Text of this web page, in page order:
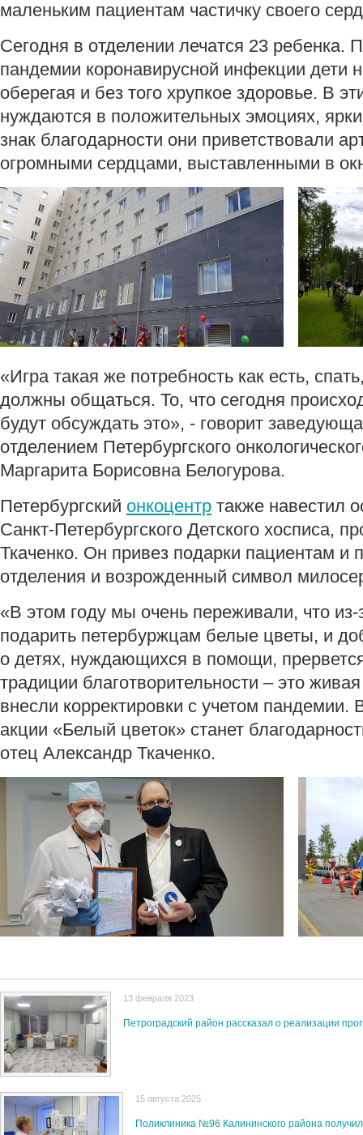
маленьким пациентам частичку своего
Сегодня в отделении лечатся 23 ребенка.
пандемии коронавирусной инфекции дети
оберегая и без того хрупкое здоровье. В
нуждаются в положительных эмоциях,
знак благодарности они приветствовали
огромными сердцами, выставленными в
«Игра такая же потребность как есть,
должны общаться. То, что сегодня
будут обсуждать это», - говорит
отделением Петербургского
Маргарита Борисовна Белогурова.
Петербургский онкоцентр также навестил
Санкт-Петербургского Детского хосписа,
Ткаченко. Он привез подарки пациентам и
отделения и возрожденный символ
«В этом году мы очень переживали, что
подарить петербуржцам белые цветы, и
о детях, нуждающихся в помощи,
традиции благотворительности – это
внесли корректировки с учетом пандемии.
акции «Белый цветок» станет
отец Александр Ткаченко.
13 февраля 2023
Петроградский район рассказал о реализации
15 августа 2025
Поликлиника №96 Калининского района